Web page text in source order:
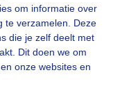
om informatie over
te verzamelen. Deze
die je zelf deelt met
Dit doen we om
onze websites en